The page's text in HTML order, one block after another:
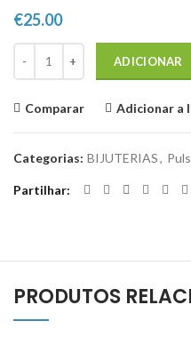
€25.00
ADICIONAR
Comparar Adicionar a
Categorias: BIJUTERIAS,
Partilhar
PRODUTOS